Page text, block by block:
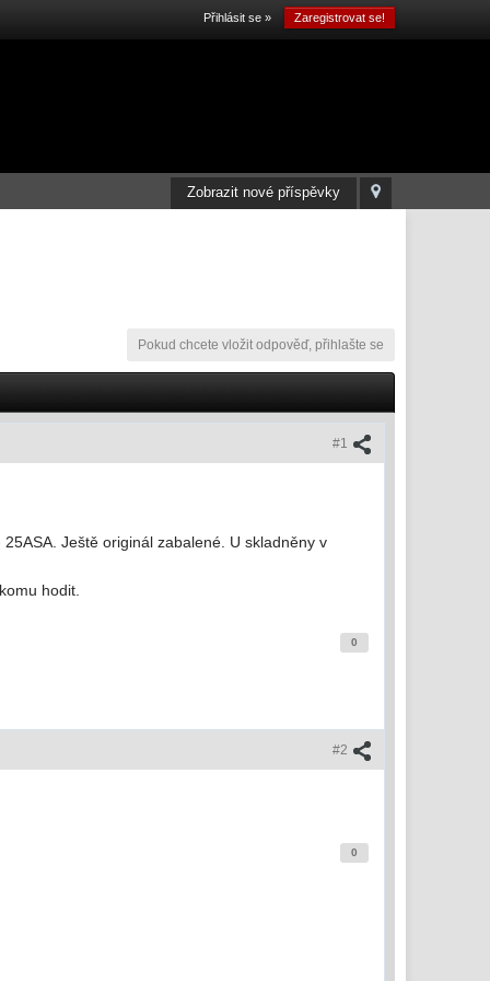
Přihlásit se » Zaregistrovat se!
Zobrazit nové příspěvky
Pokud chcete vložit odpověď, přihlašte se
#1
Ještě originál zabalené. U skladněny v
hodit.
0
#2
0